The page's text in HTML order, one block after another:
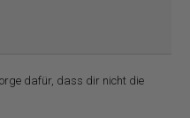
dafür, dass dir nicht die